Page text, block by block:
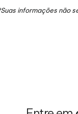
informações não